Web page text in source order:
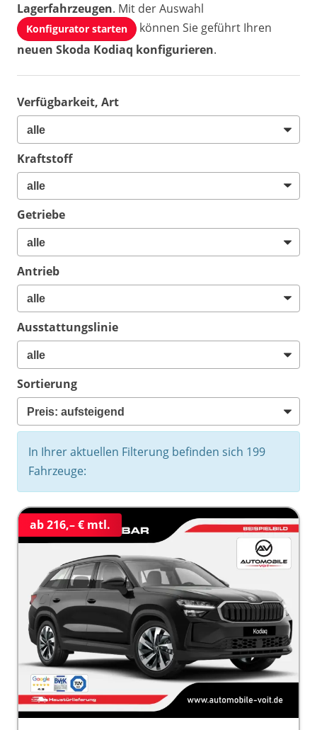
Lagerfahrzeugen. Mit der Auswahl
Konfigurator starten
können Sie geführt Ihren
neuen Skoda Kodiaq konfigurieren.
Verfügbarkeit, Art
Kraftstoff
Getriebe
Antrieb
Ausstattungslinie
Sortierung
In Ihrer aktuellen Filterung befinden sich 199
Fahrzeuge:
ab 216,– € mtl.